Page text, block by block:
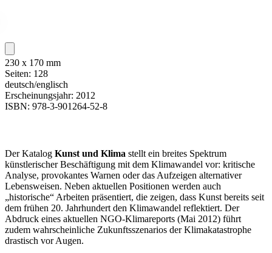
230 x 170 mm
Seiten: 128
deutsch/englisch
Erscheinungsjahr: 2012
ISBN: 978-3-901264-52-8
Der Katalog Kunst und Klima stellt ein breites Spektrum
künstlerischer Beschäftigung mit dem Klimawandel vor: kritische
Analyse, provokantes Warnen oder das Aufzeigen alternativer
Lebensweisen. Neben aktuellen Positionen werden auch
„historische“ Arbeiten präsentiert, die zeigen, dass Kunst bereits seit
dem frühen 20. Jahrhundert den Klimawandel reflektiert. Der
Abdruck eines aktuellen NGO-Klimareports (Mai 2012) führt
zudem wahrscheinliche Zukunftsszenarios der Klimakatastrophe
drastisch vor Augen.